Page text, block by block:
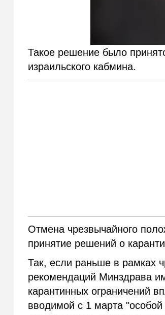
Такое решение было
израильского кабмина.
Отмена чрезвычайного
принятие решений о
Так, если раньше в рамках
рекомендаций Минздрава
карантинных ограничений
вводимой с 1 марта